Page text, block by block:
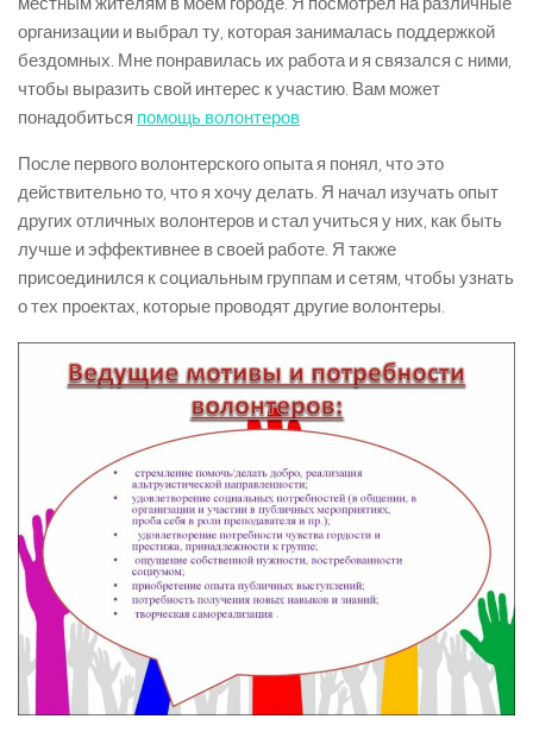
организации и выбрал ту, которая занималась поддержкой
бездомных. Мне понравилась их работа и я связался с ними,
чтобы выразить свой интерес к участию. Вам может
понадобиться помощь волонтеров
После первого волонтерского опыта я понял, что это
действительно то, что я хочу делать. Я начал изучать опыт
других отличных волонтеров и стал учиться у них, как быть
лучше и эффективнее в своей работе. Я также
присоединился к социальным группам и сетям, чтобы узнать
о тех проектах, которые проводят другие волонтеры.